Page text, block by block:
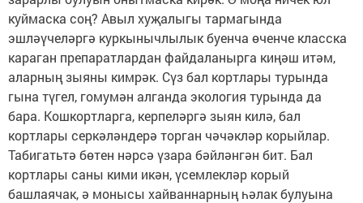
куймаска соң? Авыл хуҗалыгы тармагында
эшләүчеләргә куркынычлылык буенча өченче класска
караган препаратлардан файдаланырга киңәш итәм,
аларның зыяны кимрәк. Сүз бал кортлары турында
гына түгел, гомумән алганда экология турында да
бара. Кошкортларга, керпеләргә зыян килә, бал
кортлары серкәләндерә торган чәчәкләр корыйлар.
Табигатьтә бөтен нәрсә үзара бәйләнгән бит. Бал
кортлары саны кими икән, үсемлекләр корый
башлаячак, ә монысы хайваннарның һәлак булуына